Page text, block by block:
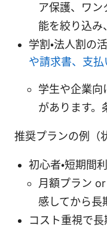
ア保護、ワ
能を絞り込み
学割・法人割の
や請求書、支
学生や企業向
があります。
推奨プランの例（
初心者・短期間
月額プラン
感してから長
コスト重視で